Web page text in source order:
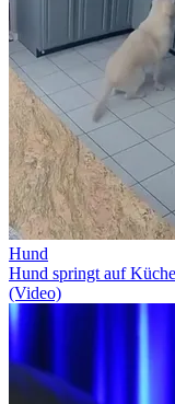
Hund
Hund springt auf
(Video)